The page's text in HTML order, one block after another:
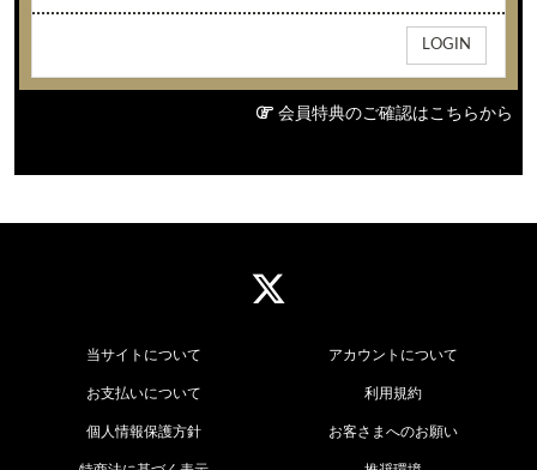
会員特典のご確認はこちらから
当サイトについて アカウントについて
お支払いについて 利用規約
個人情報保護方針 お客さまへのお願い